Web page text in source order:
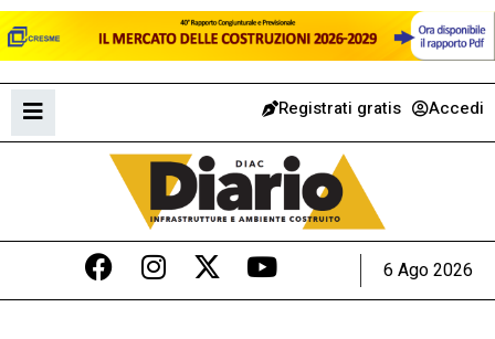
Registrati gratis Accedi
6 Ago 2026